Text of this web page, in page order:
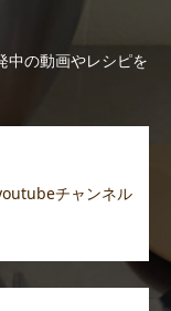
中の動画やレシピを
チャンネル